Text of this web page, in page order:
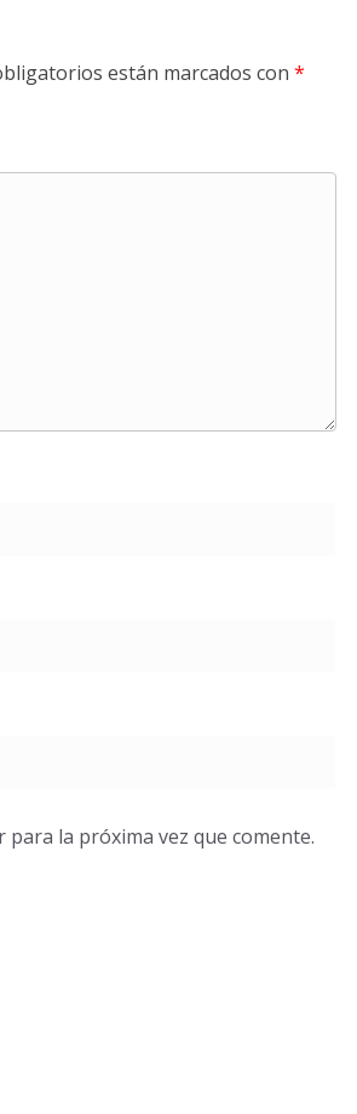
están marcados con *
la próxima vez que comente.